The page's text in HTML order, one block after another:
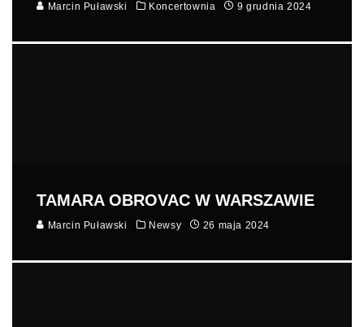
Marcin Puławski Koncertownia 9 grudnia 2024
TAMARA OBROVAC W WARSZAWIE
Marcin Puławski Newsy 26 maja 2024